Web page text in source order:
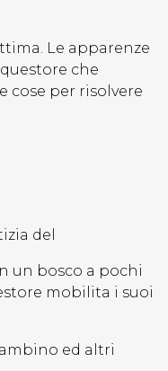
Le apparenze
che
cose per risolvere
del
un bosco a pochi
mobilita i suoi
ed altri